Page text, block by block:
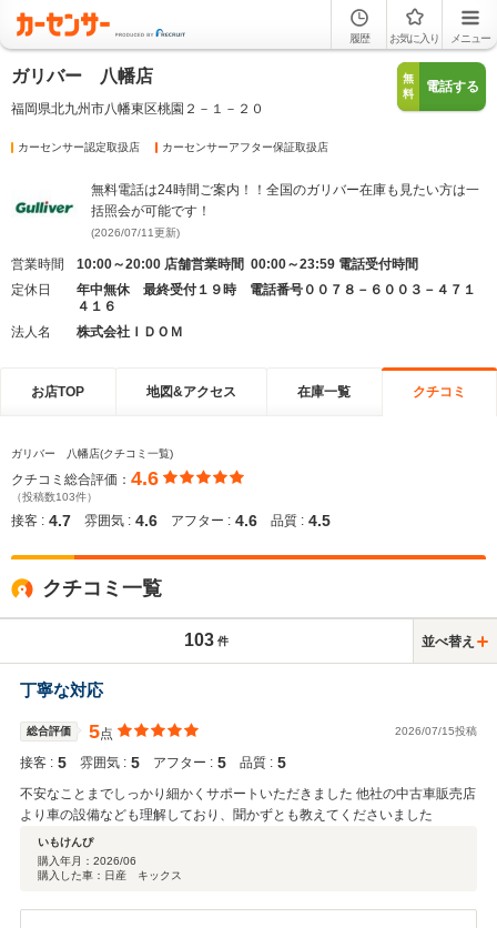
履歴 お気に入り メニュー
ガリバー 八幡店
福岡県北九州市八幡東区桃園２－１－２０
無
料
電話する
カーセンサー認定取扱店 カーセンサーアフター保証取扱店
無料電話は24時間ご案内！！全国のガリバー在庫も見たい方は一
括照会が可能です！
(2026/07/11更新)
営業時間
10:00～20:00 店舗営業時間 00:00～23:59 電話受付時間
定休日
年中無休 最終受付１９時 電話番号００７８－６００３－４７１
４１６
法人名
株式会社ＩＤＯＭ
お店TOP 地図&アクセス 在庫一覧 クチコミ
ガリバー 八幡店(クチコミ一覧)
クチコミ総合評価： 4.6
（投稿数103件）
接客 : 4.7 雰囲気 : 4.6 アフター : 4.6 品質 : 4.5
クチコミ一覧
103 件 並べ替え
丁寧な対応
総合評価 5点 2026/07/15投稿
接客 : 5 雰囲気 : 5 アフター : 5 品質 : 5
不安なことまでしっかり細かくサポートいただきました 他社の中古車販売店
より車の設備なども理解しており、聞かずとも教えてくださいました
いもけんぴ
購入年月： 2026/06
購入した車：日産 キックス